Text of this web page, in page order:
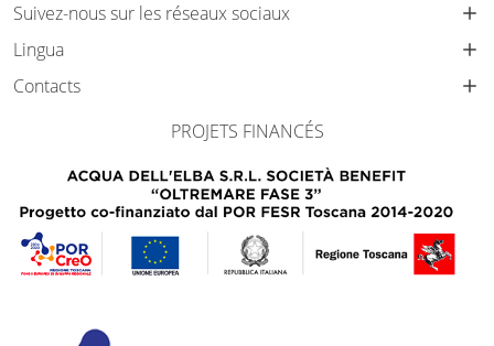
Suivez-nous sur les réseaux sociaux
Lingua
Contacts
PROJETS FINANCÉS